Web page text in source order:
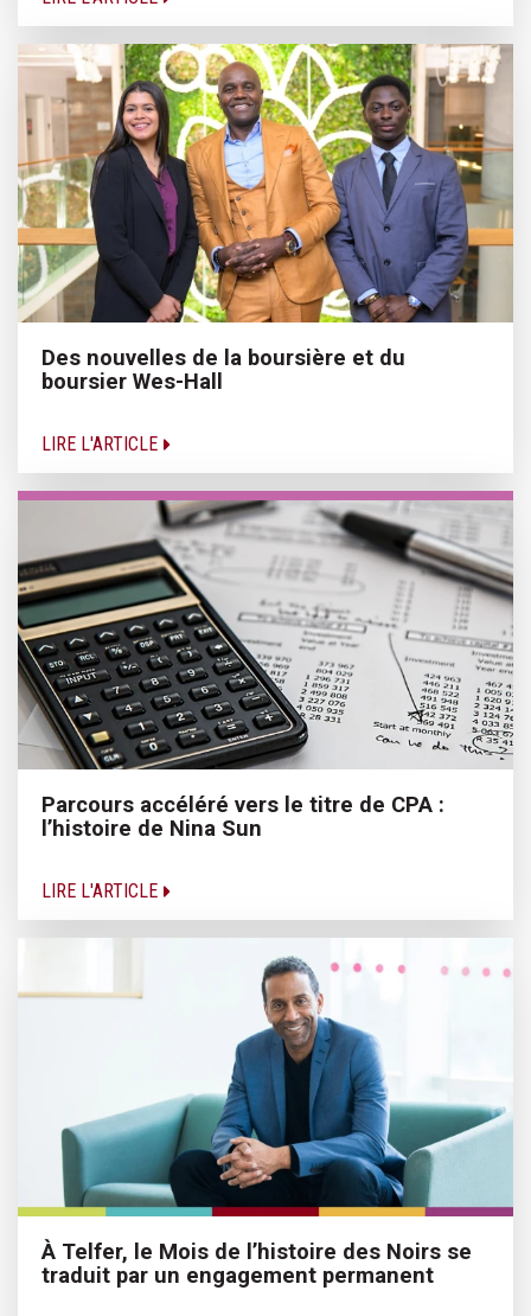
Des nouvelles de la boursière et du
boursier Wes-Hall
LIRE L'ARTICLE
Parcours accéléré vers le titre de CPA :
l’histoire de Nina Sun
LIRE L'ARTICLE
À Telfer, le Mois de l’histoire des Noirs se
traduit par un engagement permanent